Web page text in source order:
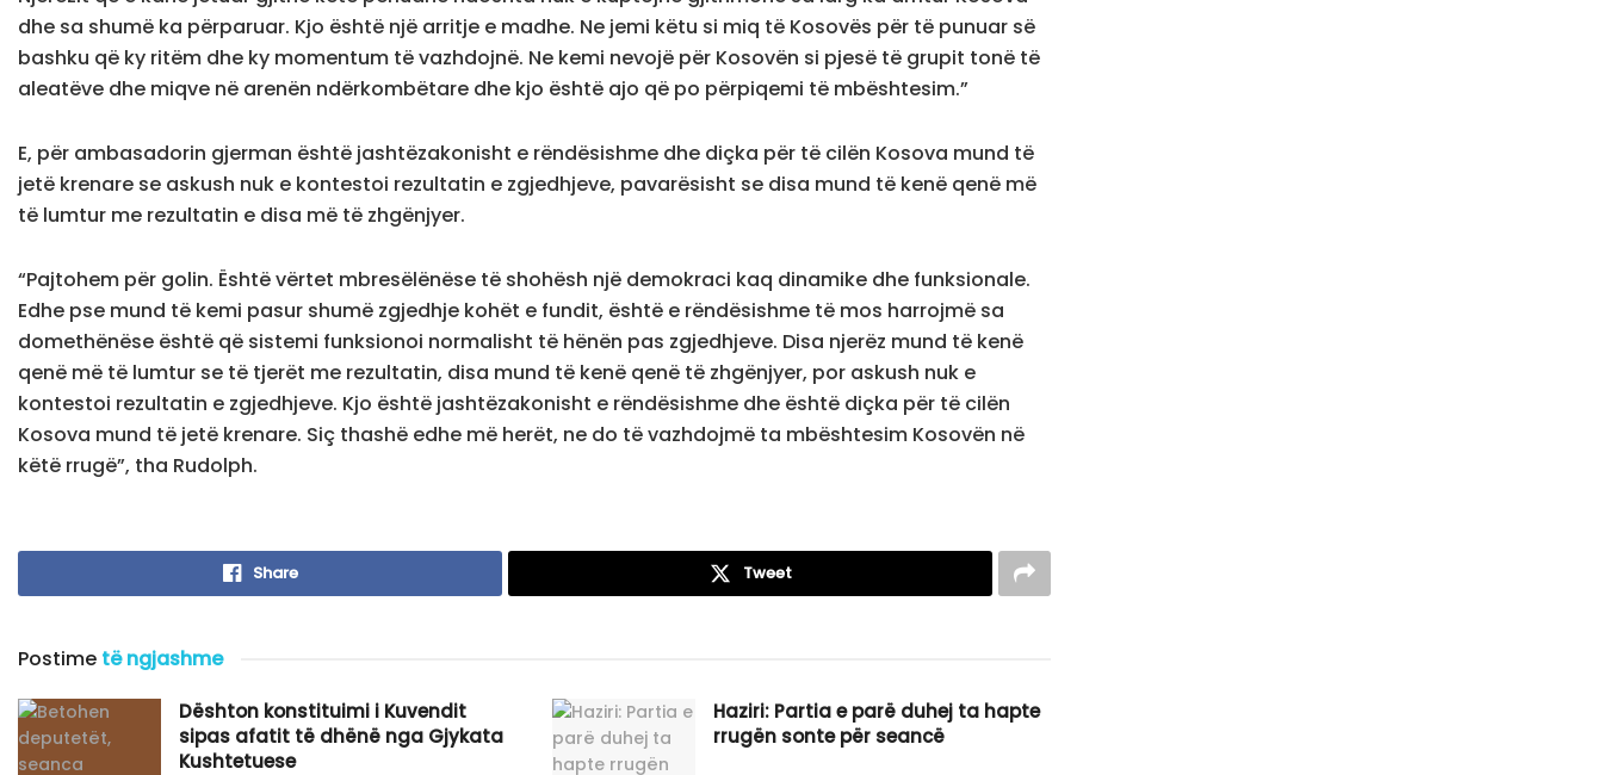
dhe sa shumë ka përparuar. Kjo është një arritje e madhe. Ne jemi këtu si miq të Kosovës për të punuar së
bashku që ky ritëm dhe ky momentum të vazhdojnë. Ne kemi nevojë për Kosovën si pjesë të grupit tonë të
aleatëve dhe miqve në arenën ndërkombëtare dhe kjo është ajo që po përpiqemi të mbështesim.”
E, për ambasadorin gjerman është jashtëzakonisht e rëndësishme dhe diçka për të cilën Kosova mund të
jetë krenare se askush nuk e kontestoi rezultatin e zgjedhjeve, pavarësisht se disa mund të kenë qenë më
të lumtur me rezultatin e disa më të zhgënjyer.
“Pajtohem për golin. Është vërtet mbresëlënëse të shohësh një demokraci kaq dinamike dhe funksionale.
Edhe pse mund të kemi pasur shumë zgjedhje kohët e fundit, është e rëndësishme të mos harrojmë sa
domethënëse është që sistemi funksionoi normalisht të hënën pas zgjedhjeve. Disa njerëz mund të kenë
qenë më të lumtur se të tjerët me rezultatin, disa mund të kenë qenë të zhgënjyer, por askush nuk e
kontestoi rezultatin e zgjedhjeve. Kjo është jashtëzakonisht e rëndësishme dhe është diçka për të cilën
Kosova mund të jetë krenare. Siç thashë edhe më herët, ne do të vazhdojmë ta mbështesim Kosovën në
këtë rrugë”, tha Rudolph.
Share Tweet
Postime të ngjashme
Dështon konstituimi i Kuvendit
sipas afatit të dhënë nga Gjykata
Kushtetuese
Haziri: Partia e parë duhej ta hapte
rrugën sonte për seancë